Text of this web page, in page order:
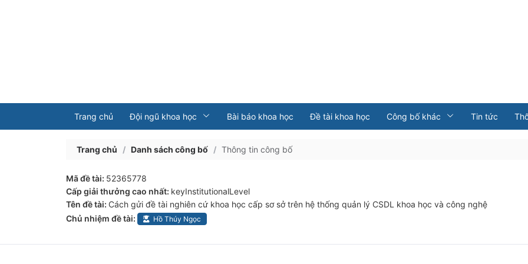
Trang chủ Đội ngũ khoa học Bài báo khoa học Đề tài khoa học Công bố khác Tin tức
Trang chủ / Danh sách công bố / Thông tin công bố
Mã đề tài: 52365778
Cấp giải thưởng cao nhất: keyInstitutionalLevel
Tên đề tài: Cách gửi đề tài nghiên cứ khoa học cấp sơ sở trên hệ thống quản lý CSDL khoa học và công nghệ
Chủ nhiệm đề tài:
Hồ Thúy Ngọc